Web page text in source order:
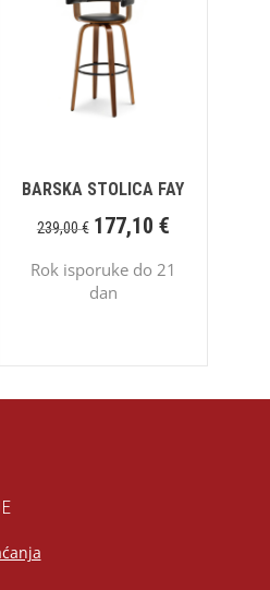
BARSKA STOLICA FAY
239,00€ 177,10 €
Rok isporuke do 21
dan